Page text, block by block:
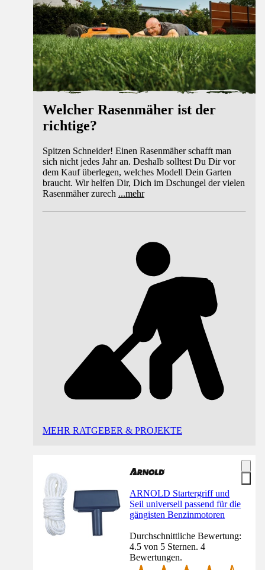
Welcher Rasenmäher ist der
richtige?
Spitzen Schneider! Einen Rasenmäher schafft man
sich nicht jedes Jahr an. Deshalb solltest Du Dir vor
dem Kauf überlegen, welches Modell Dein Garten
braucht. Wir helfen Dir, Dich im Dschungel der vielen
Rasenmäher zurech ...mehr
MEHR RATGEBER & PROJEKTE
ARNOLD Startergriff und
Seil universell passend für die
gängisten Benzinmotoren
Durchschnittliche Bewertung:
4.5 von 5 Sternen. 4
Bewertungen.